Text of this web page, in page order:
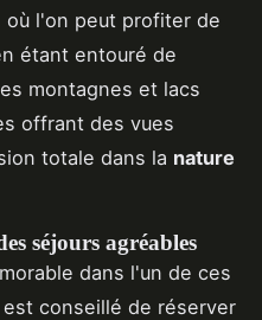
l'on peut profiter de
étant entouré de
montagnes et lacs
offrant des vues
totale dans la nature
séjours agréables
dans l'un de ces
est conseillé de réserver